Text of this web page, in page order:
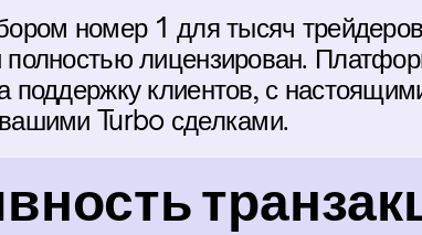
номер 1 для тысяч
лицензирован.
поддержку клиентов, с
Turbo сделками.